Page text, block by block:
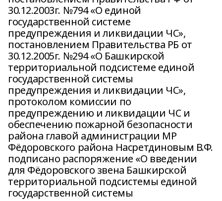
30.12.2003г. №794 «О единой
государственной системе
предупреждения и ликвидации ЧС»,
постановлением Правительства РБ от
30.12.2005г. №294 «О Башкирской
территориальной подсистеме единой
государственной системы
предупреждения и ликвидации ЧС»,
протоколом комиссии по
предупреждению и ликвидации ЧС и
обеспечению пожарной безопасности
района главой администрации МР
Фёдоровского района Насретдиновым В.Ф.
подписано распоряжение «О введении
для Фёдоровского звена Башкирской
территориальной подсистемы единой
государственной системы